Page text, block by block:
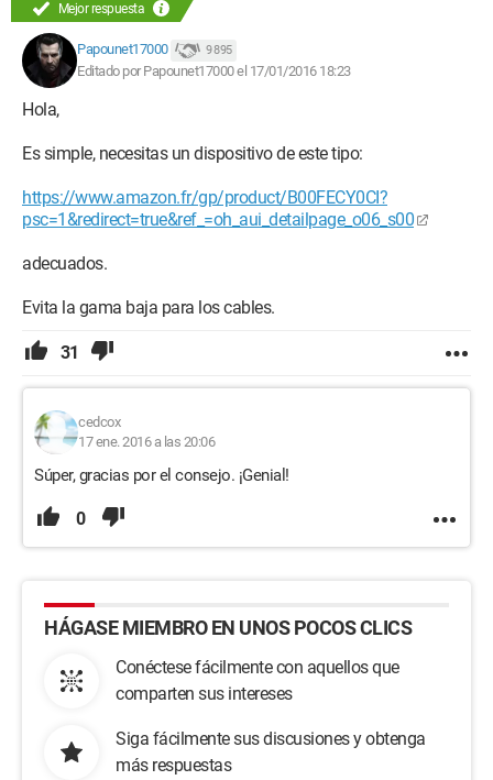
Mejor respuesta
Papounet17000 9 895
Editado por Papounet17000 el 17/01/2016 18:23
Hola,
Es simple, necesitas un dispositivo de este tipo:
https://www.amazon.fr/gp/product/B00FECY0CI?
psc=1&redirect=true&ref_=oh_aui_detailpage_o06_s00
adecuados.
Evita la gama baja para los cables.
31
cedcox
17 ene. 2016 a las 20:06
Súper, gracias por el consejo. ¡Genial!
0
HÁGASE MIEMBRO EN UNOS POCOS CLICS
Conéctese fácilmente con aquellos que
comparten sus intereses
Siga fácilmente sus discusiones y obtenga
más respuestas